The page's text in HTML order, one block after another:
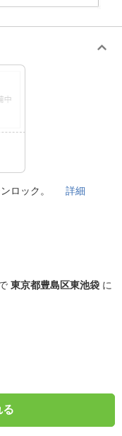
ンロック。 詳細
東京都豊島区東池袋 に
る